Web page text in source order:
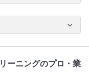
ーニングのプロ・業